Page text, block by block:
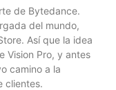
de Bytedance.
del mundo,
Así que la idea
Vision Pro, y antes
camino a la
clientes.